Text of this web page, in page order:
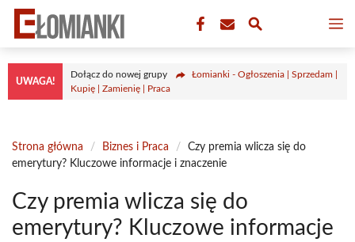
Przejdź
treści
UWAGA!
Dołącz do nowej grupy
Łomianki - Ogłoszenia | Sprzedam |
Kupię | Zamienię | Praca
Strona główna / Biznes i Praca /
Czy premia wlicza się do
emerytury? Kluczowe informacje i znaczenie
Czy premia wlicza się do
emerytury? Kluczowe informacje